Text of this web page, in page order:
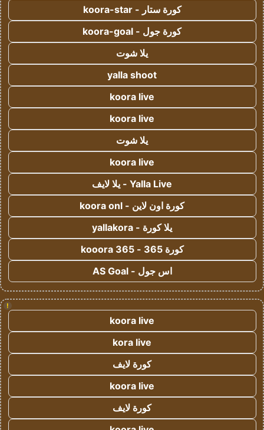
كورة ستار - koora-star
كورة جول - koora-goal
يلا شوت
yalla shoot
koora live
koora live
يلا شوت
koora live
Yalla Live - يلا لايف
كورة اون لاين - koora onl
يلا كورة - yallakora
كورة 365 - kooora 365
اس جول - AS Goal
!
koora live
kora live
كورة لايف
koora live
كورة لايف